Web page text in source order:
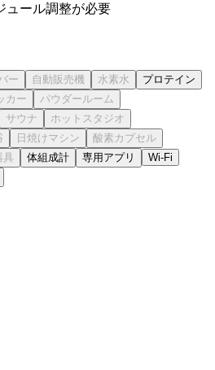
ュール調整が必要
プロテイン
体組成計
専用アプリ
Wi-Fi